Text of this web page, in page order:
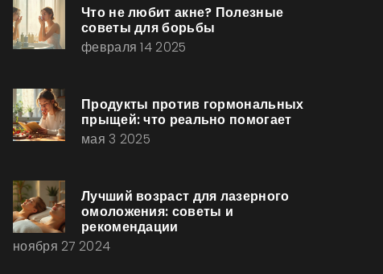
Что не любит акне? Полезные
советы для борьбы
февраля 14 2025
Продукты против гормональных
прыщей: что реально помогает
мая 3 2025
Лучший возраст для лазерного
омоложения: советы и
рекомендации
ноября 27 2024